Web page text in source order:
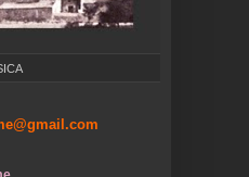
ATRACCIONES ...